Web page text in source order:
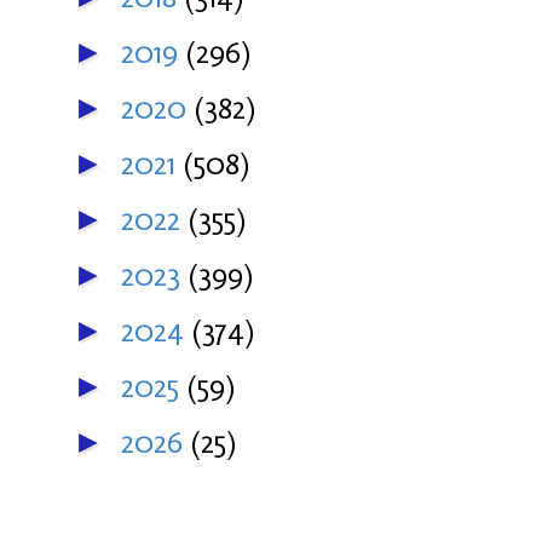
► 2019 (296)
► 2020 (382)
► 2021 (508)
► 2022 (355)
► 2023 (399)
► 2024 (374)
► 2025 (59)
► 2026 (25)